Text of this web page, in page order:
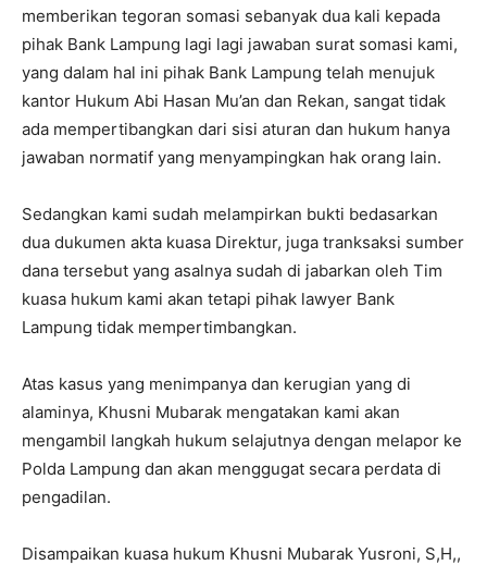
memberikan tegoran somasi sebanyak dua kali kepada
pihak Bank Lampung lagi lagi jawaban surat somasi kami,
yang dalam hal ini pihak Bank Lampung telah menujuk
kantor Hukum Abi Hasan Mu’an dan Rekan, sangat tidak
ada mempertibangkan dari sisi aturan dan hukum hanya
jawaban normatif yang menyampingkan hak orang lain.
Sedangkan kami sudah melampirkan bukti bedasarkan
dua dukumen akta kuasa Direktur, juga tranksaksi sumber
dana tersebut yang asalnya sudah di jabarkan oleh Tim
kuasa hukum kami akan tetapi pihak lawyer Bank
Lampung tidak mempertimbangkan.
Atas kasus yang menimpanya dan kerugian yang di
alaminya, Khusni Mubarak mengatakan kami akan
mengambil langkah hukum selajutnya dengan melapor ke
Polda Lampung dan akan menggugat secara perdata di
pengadilan.
Disampaikan kuasa hukum Khusni Mubarak Yusroni, S,H,,